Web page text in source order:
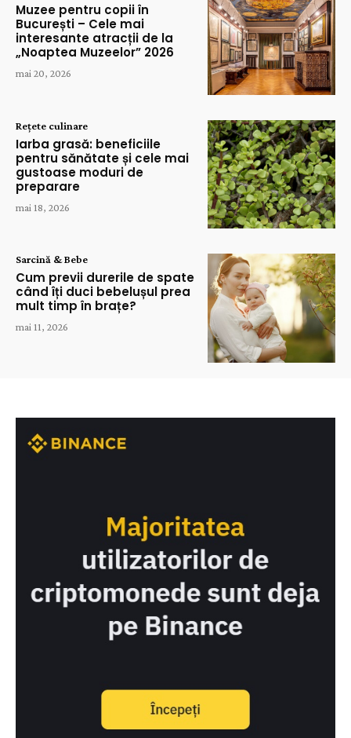
Muzee pentru copii în
București – Cele mai
interesante atracții de la
„Noaptea Muzeelor” 2026
mai 20, 2026
Rețete culinare
Iarba grasă: beneficiile
pentru sănătate și cele mai
gustoase moduri de
preparare
mai 18, 2026
Sarcină & Bebe
Cum previi durerile de spate
când îți duci bebelușul prea
mult timp în brațe?
mai 11, 2026